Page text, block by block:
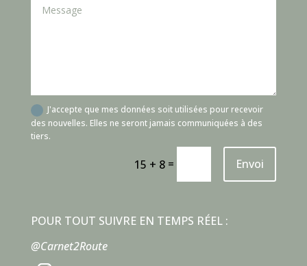
J'accepte que mes données soit utilisées pour recevoir
des nouvelles. Elles ne seront jamais communiquées à des
tiers.
15 + 8 = Envoi
POUR TOUT SUIVRE EN TEMPS RÉEL :
@Carnet2Route